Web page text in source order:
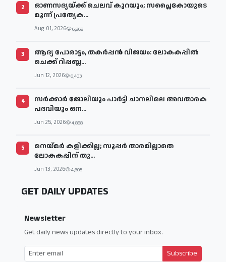
2
ഓണസദ്യയ്ക്ക് ചെലവ് കുറയും; സപ്ലൈകോയുടെ
മൂന്ന് പ്രത്യേക...
Aug 01, 2026 6,868
3
ആദ്യ പോരാട്ടം, തകർപ്പൻ വിജയം: ലോകകപ്പിൽ
ചെക്ക് റിപ്പബ്ല...
Jun 12, 2026 6,403
4
സര്‍ക്കാര്‍ ജോലിയും പാര്‍ട്ടി ചാനലിലെ അവതാരക
പദവിയും ഒന...
Jun 25, 2026 4,888
5
നെയ്മര്‍ കളിക്കില്ല; സൂപ്പര്‍ താരമില്ലാതെ
ലോകകപ്പിന് തു...
Jun 13, 2026 4,605
GET DAILY UPDATES
Newsletter
Get daily news updates directly to your inbox.
Subscribe